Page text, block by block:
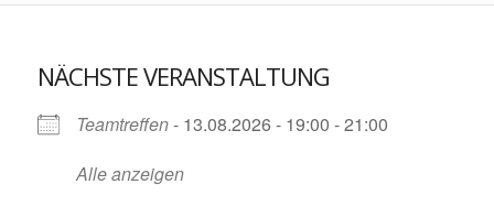
NÄCHSTE VERANSTALTUNG
Teamtreffen- 13.08.2026 - 19:00 - 21:00
Alle anzeigen